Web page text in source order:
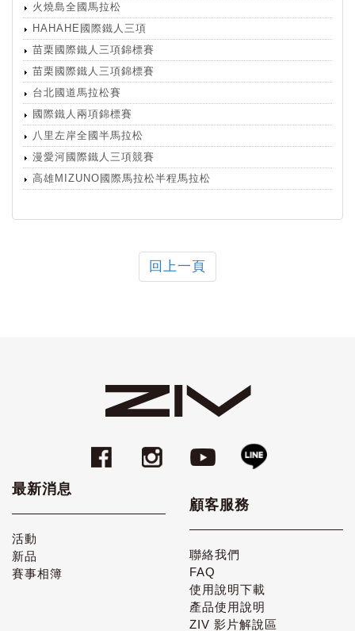
火燒島全國馬拉松
HAHAHE國際鐵人三項
苗栗國際鐵人三項錦標賽
苗栗國際鐵人三項錦標賽
台北國道馬拉松賽
國際鐵人兩項錦標賽
八里左岸全國半馬拉松
漫愛河國際鐵人三項競賽
高雄MIZUNO國際馬拉松半程馬拉松
回上一頁
最新消息
活動
新品
賽事相簿
顧客服務
聯絡我們
FAQ
使用說明下載
產品使用說明
ZIV 影片解說區